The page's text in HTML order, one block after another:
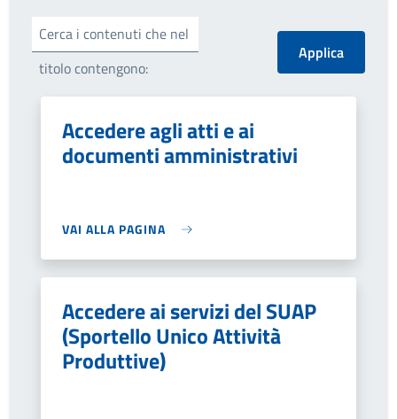
Cerca i contenuti che nel
titolo contengono:
Accedere agli atti e ai
documenti amministrativi
VAI ALLA PAGINA
Accedere ai servizi del SUAP
(Sportello Unico Attività
Produttive)